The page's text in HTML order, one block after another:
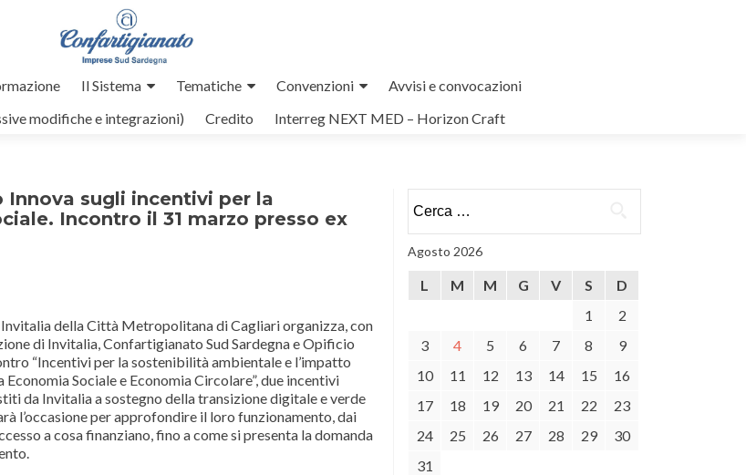
Il Sistema Tematiche Convenzioni
Avvisi e convocazioni
modifiche e integrazioni)
Credito Interreg NEXT MED – Horizon Craft
sugli incentivi per la
Incontro il 31 marzo presso ex
della Città Metropolitana di Cagliari organizza, con
di Invitalia, Confartigianato Sud Sardegna e Opificio
“Incentivi per la sostenibilità ambientale e l’impatto
Economia Sociale e Economia Circolare”, due incentivi
da Invitalia a sostegno della transizione digitale e verde
l’occasione per approfondire il loro funzionamento, dai
a cosa finanziano, fino a come si presenta la domanda
per:
Agosto 2026
L M M G V S
D
1
2
3
4 5 6 7 8
9
10
11 12 13 14 15
16
17
18 19 20 21 22
23
24
25 26 27 28 29
30
31